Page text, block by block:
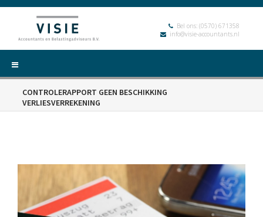
Bel ons: (0570) 671358
info@visie-accountants.nl
CONTROLERAPPORT GEEN BESCHIKKING
VERLIESVERREKENING